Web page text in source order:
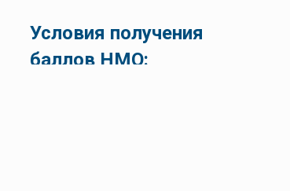
Условия получения
баллов НМО: